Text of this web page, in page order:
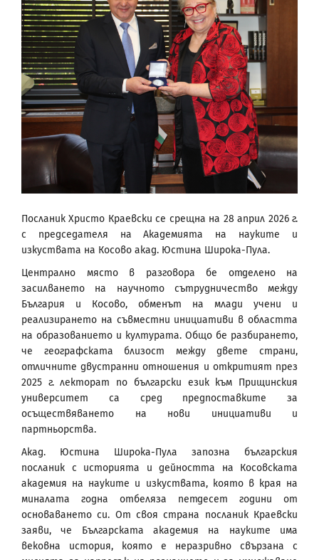
Посланик Христо Краевски се срещна на 28 април 2026 г.
с председателя на Академията на науките и
изкуствата на Косово акад. Юстина Широка-Пула.
Централно място в разговора бе отделено на
засилването на научното сътрудничество между
България и Косово, обменът на млади учени и
реализирането на съвместни инициативи в областта
на образованието и културата. Общо бе разбирането,
че географската близост между двете страни,
отличните двустранни отношения и откритият през
2025 г. лекторат по български език към Прищинския
университет са сред предпоставките за
осъществяването на нови инициативи и
партньорства.
Акад. Юстина Широка-Пула запозна българския
посланик с историята и дейността на Косовската
академия на науките и изкуствата, която в края на
миналата годна отбеляза петдесет години от
основаването си. От своя страна посланик Краевски
заяви, че Българската академия на науките има
вековна история, която е неразривно свързана с